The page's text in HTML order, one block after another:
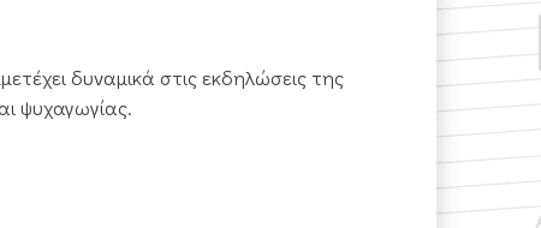
δυναμικά στις εκδηλώσεις της
ψυχαγωγίας.